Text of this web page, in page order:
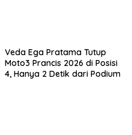
Veda Ega Pratama Tutup
Moto3 Prancis 2026 di Posisi
4, Hanya 2 Detik dari Podium